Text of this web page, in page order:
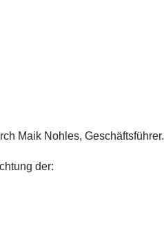
Maik Nohles, Geschäftsführer.
der: